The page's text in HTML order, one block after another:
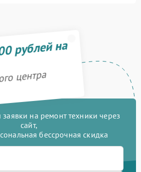
рублей на
центра
на ремонт техники через
сайт,
бессрочная скидка